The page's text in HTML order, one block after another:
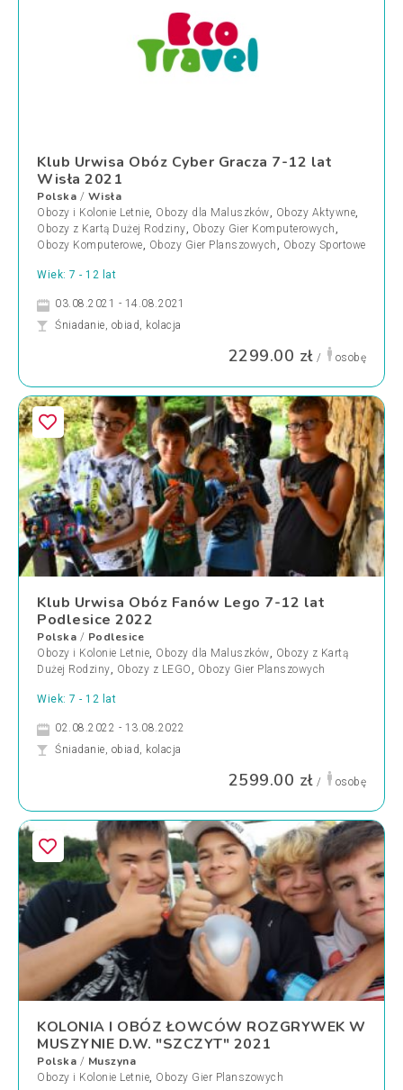
Klub Urwisa Obóz Cyber Gracza 7-12 lat
Wisła 2021
Polska / Wisła
Obozy i Kolonie Letnie, Obozy dla Maluszków, Obozy Aktywne,
Obozy z Kartą Dużej Rodziny, Obozy Gier Komputerowych ,
Obozy Komputerowe, Obozy Gier Planszowych , Obozy Sportowe
Wiek: 7 - 12 lat
03.08.2021 - 14.08.2021
Śniadanie, obiad, kolacja
2299.00 zł / osobę
Klub Urwisa Obóz Fanów Lego 7-12 lat
Podlesice 2022
Polska / Podlesice
Obozy i Kolonie Letnie, Obozy dla Maluszków, Obozy z Kartą
Dużej Rodziny, Obozy z LEGO , Obozy Gier Planszowych
Wiek: 7 - 12 lat
02.08.2022 - 13.08.2022
Śniadanie, obiad, kolacja
2599.00 zł / osobę
KOLONIA I OBÓZ ŁOWCÓW ROZGRYWEK W
MUSZYNIE D.W. "SZCZYT" 2021
Polska / Muszyna
Obozy i Kolonie Letnie, Obozy Gier Planszowych